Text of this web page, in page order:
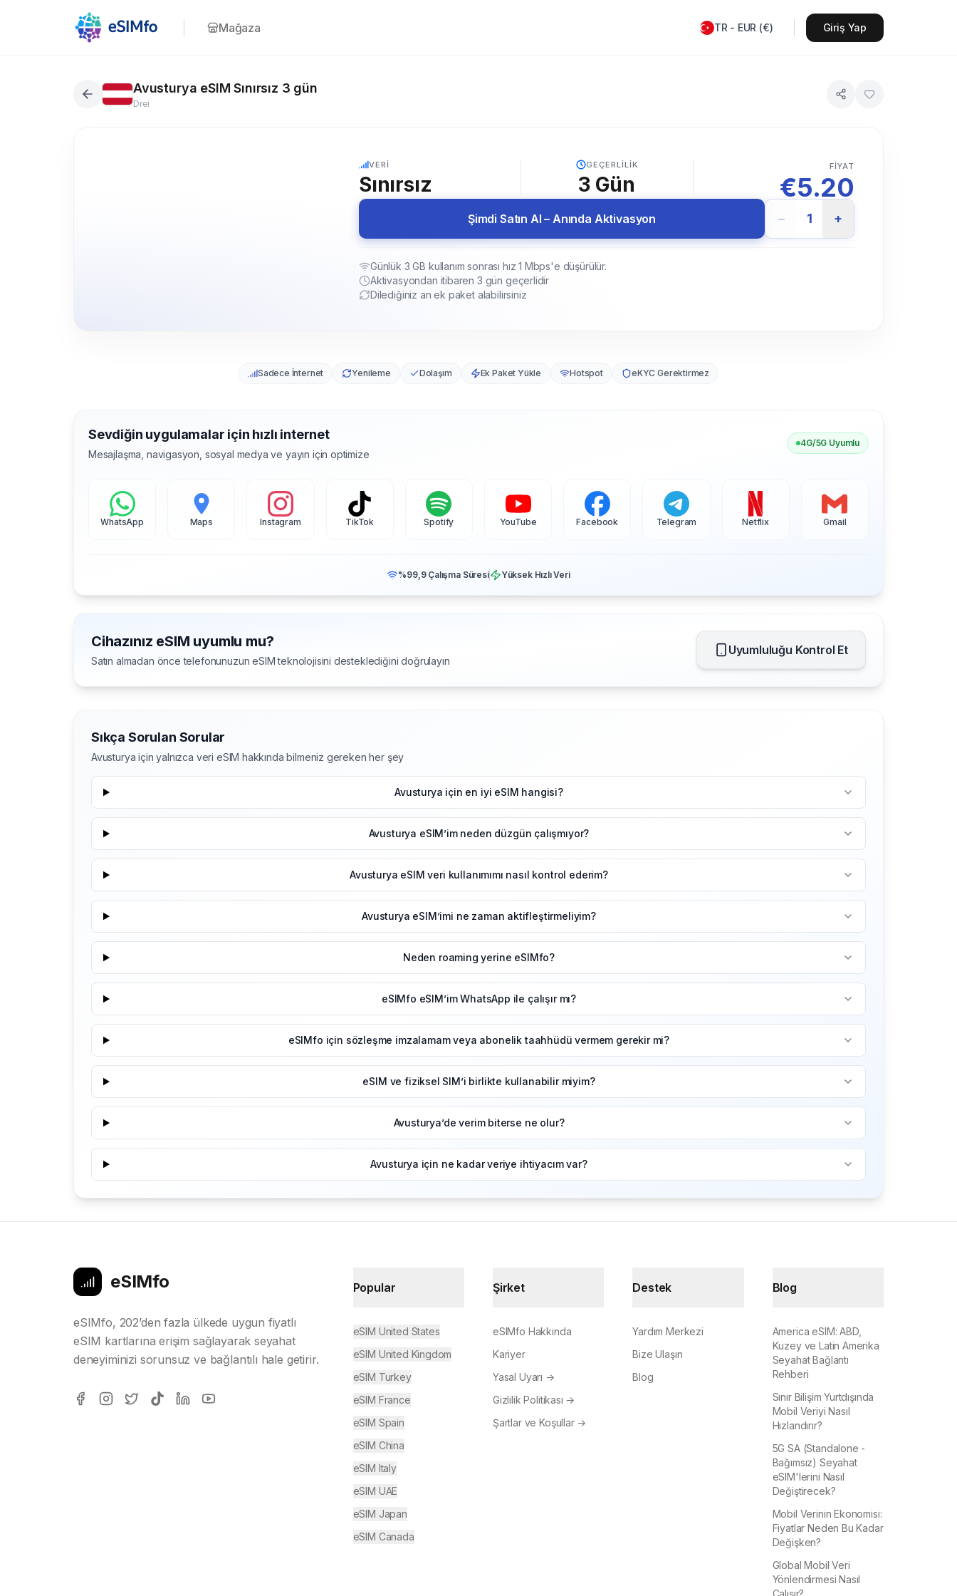
Mağaza TR - EUR (€) Giriş Yap
Avusturya eSIM Sınırsız 3 gün
Drei
VERI
Sınırsız
GEÇERLILIK
3 Gün
FIYAT
€5.20
Şimdi Satın Al – Anında Aktivasyon − 1 +
Günlük 3 GB kullanım sonrası hız 1 Mbps'e düşürülür.
Aktivasyondan itibaren 3 gün geçerlidir
Dilediğiniz an ek paket alabilirsiniz
Sadece İnternet Yenileme Dolaşım Ek Paket Yükle Hotspot eKYC Gerektirmez
Sevdiğin uygulamalar için hızlı internet
Mesajlaşma, navigasyon, sosyal medya ve yayın için optimize
4G/5G Uyumlu
WhatsApp Maps Instagram TikTok Spotify YouTube Facebook Telegram Netflix Gmail
%99,9 Çalışma Süresi Yüksek Hızlı Veri
Cihazınız eSIM uyumlu mu?
Satın almadan önce telefonunuzun eSIM teknolojisini desteklediğini doğrulayın
Uyumluluğu Kontrol Et
Sıkça Sorulan Sorular
Avusturya için yalnızca veri eSIM hakkında bilmeniz gereken her şey
Avusturya için en iyi eSIM hangisi?
Avusturya eSIM’im neden düzgün çalışmıyor?
Avusturya eSIM veri kullanımımı nasıl kontrol ederim?
Avusturya eSIM’imi ne zaman aktifleştirmeliyim?
Neden roaming yerine eSIMfo?
eSIMfo eSIM’im WhatsApp ile çalışır mı?
eSIMfo için sözleşme imzalamam veya abonelik taahhüdü vermem gerekir mi?
eSIM ve fiziksel SIM’i birlikte kullanabilir miyim?
Avusturya’de verim biterse ne olur?
Avusturya için ne kadar veriye ihtiyacım var?
eSIMfo
eSIMfo, 202’den fazla ülkede uygun fiyatlı
eSIM kartlarına erişim sağlayarak seyahat
deneyiminizi sorunsuz ve bağlantılı hale getirir.
Popular
eSIM United States
eSIM United Kingdom
eSIM Turkey
eSIM France
eSIM Spain
eSIM China
eSIM Italy
eSIM UAE
eSIM Japan
eSIM Canada
Şirket
eSIMfo Hakkında
Kariyer
Yasal Uyarı →
Gizlilik Politikası →
Şartlar ve Koşullar→
Destek
Yardım Merkezi
Bize Ulaşın
Blog
Blog
America eSIM: ABD,
Kuzey ve Latin Amerika
Seyahat Bağlantı
Rehberi
Sınır Bilişim Yurtdışında
Mobil Veriyi Nasıl
Hızlandırır?
5G SA (Standalone -
Bağımsız) Seyahat
eSIM'lerini Nasıl
Değiştirecek?
Mobil Verinin Ekonomisi:
Fiyatlar Neden Bu Kadar
Değişken?
Global Mobil Veri
Yönlendirmesi Nasıl
Çalışır?